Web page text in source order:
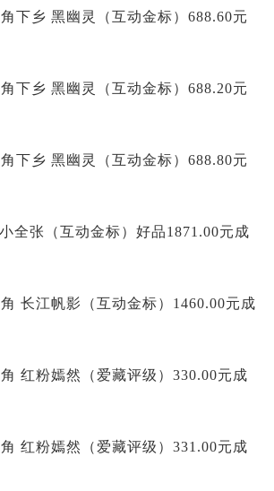
下乡 黑幽灵（互动金标）688.60元
下乡 黑幽灵（互动金标）688.20元
下乡 黑幽灵（互动金标）688.80元
全张（互动金标）好品1871.00元成
长江帆影（互动金标）1460.00元成
红粉嫣然（爱藏评级）330.00元成
红粉嫣然（爱藏评级）331.00元成